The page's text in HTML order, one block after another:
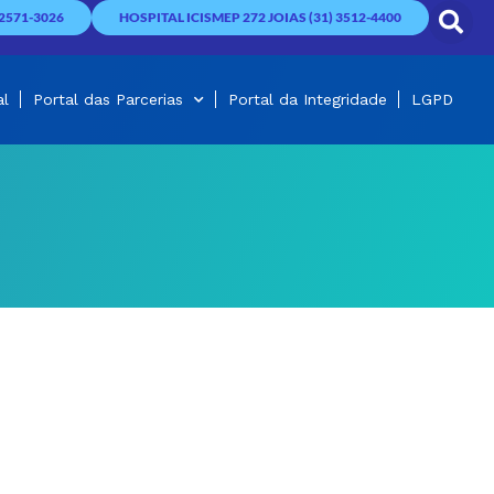
3026 HOSPITAL ICISMEP 272 JOIAS (31) 3512-4400
Portal das Parcerias Portal da Integridade LGPD